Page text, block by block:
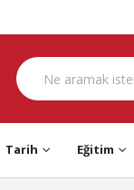
Tarih Eğitim